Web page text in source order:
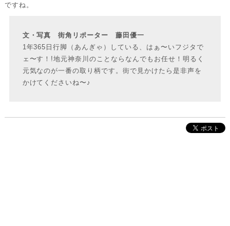
ですね。
文・写真 街角リポーター 藤田優一
1年365日行脚（あんぎゃ）している、はぁ〜いフジタで
ェ〜す！!地元神奈川のことならなんでもお任せ！明るく
元気なのが一番の取り柄です。街で見かけたら是非声を
かけてくださいね〜♪